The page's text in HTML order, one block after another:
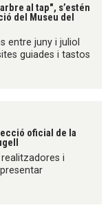
al tap", s’estén
del Museu del
entre juny i juliol
guiades i tastos
oficial de la
i